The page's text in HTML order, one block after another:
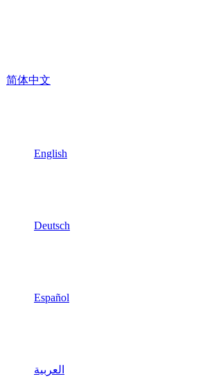
简体中文
English
Deutsch
Español
العربية